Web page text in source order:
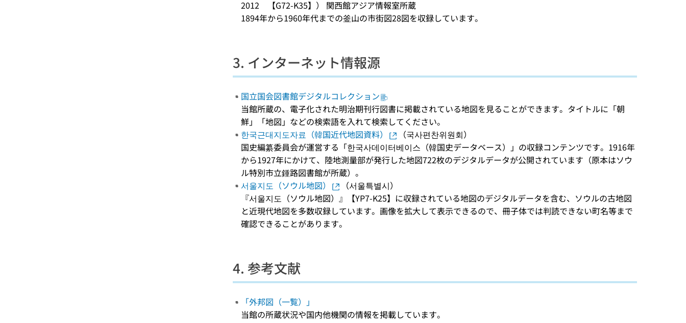
2012 【G72-K35】） 関西館アジア情報室所蔵
1894年から1960年代までの釜山の市街図28図を収録しています。
3. インターネット情報源
国立国会図書館デジタルコレクション
当館所蔵の、電子化された明治期刊行図書に掲載されている地図を見ることができます。タイトルに「朝
鮮」「地図」などの検索語を入れて検索してください。
한국근대지도자료（韓国近代地図資料）
（국사편찬위원회）
国史編纂委員会が運営する「한국사데이터베이스（韓国史データベース）」の収録コンテンツです。1916年
から1927年にかけて、陸地測量部が発行した地図722枚のデジタルデータが公開されています（原本はソウ
ル特別市立鍾路図書館が所蔵）。
서울지도（ソウル地図）
（서울특별시）
『서울지도（ソウル地図）』【YP7-K25】に収録されている地図のデジタルデータを含む、ソウルの古地図
と近現代地図を多数収録しています。画像を拡大して表示できるので、冊子体では判読できない町名等まで
確認できることがあります。
4. 参考文献
「外邦図（一覧）」
当館の所蔵状況や国内他機関の情報を掲載しています。